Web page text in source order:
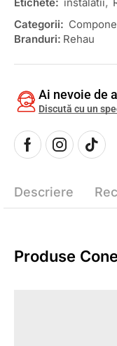
Categorii:
Branduri: Rehau
Ai nevoie de
Discută cu un
Descriere
Produse